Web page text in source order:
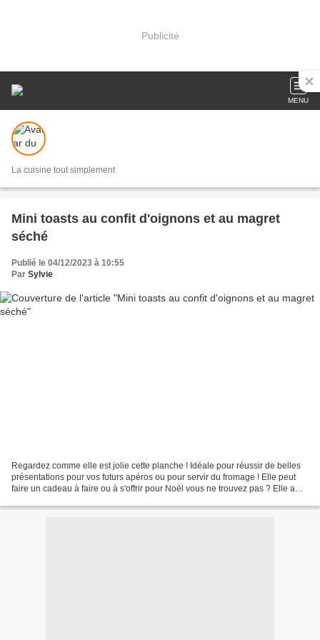
Publicité
MENU
La cuisine tout simplement
Mini toasts au confit d'oignons et au magret
séché
Publié le 04/12/2023 à 10:55
Par Sylvie
Regardez comme elle est jolie cette planche ! Idéale pour réussir de belles
présentations pour vos futurs apéros ou pour servir du fromage ! Elle peut
faire un cadeau à faire ou à s'offrir pour Noël vous ne trouvez pas ? Elle a